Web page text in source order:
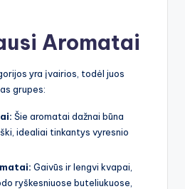
Aromatai
yra įvairios, todėl juos
grupes:
Šie aromatai dažnai būna
idealiai tinkantys vyresnio
Gaivūs ir lengvi kvapai,
ryškesniuose buteliukuose,